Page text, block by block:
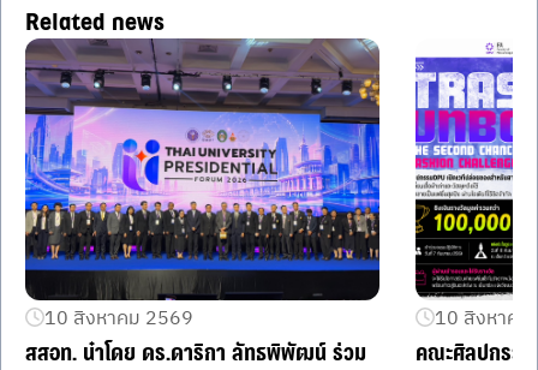
Related news
10 สิงหาคม 2569
สสอท. นำโดย ดร.ดาริกา ลัทธพิพัฒน์ ร่วม
10 สิงหาค
คณะศิลปกรรม